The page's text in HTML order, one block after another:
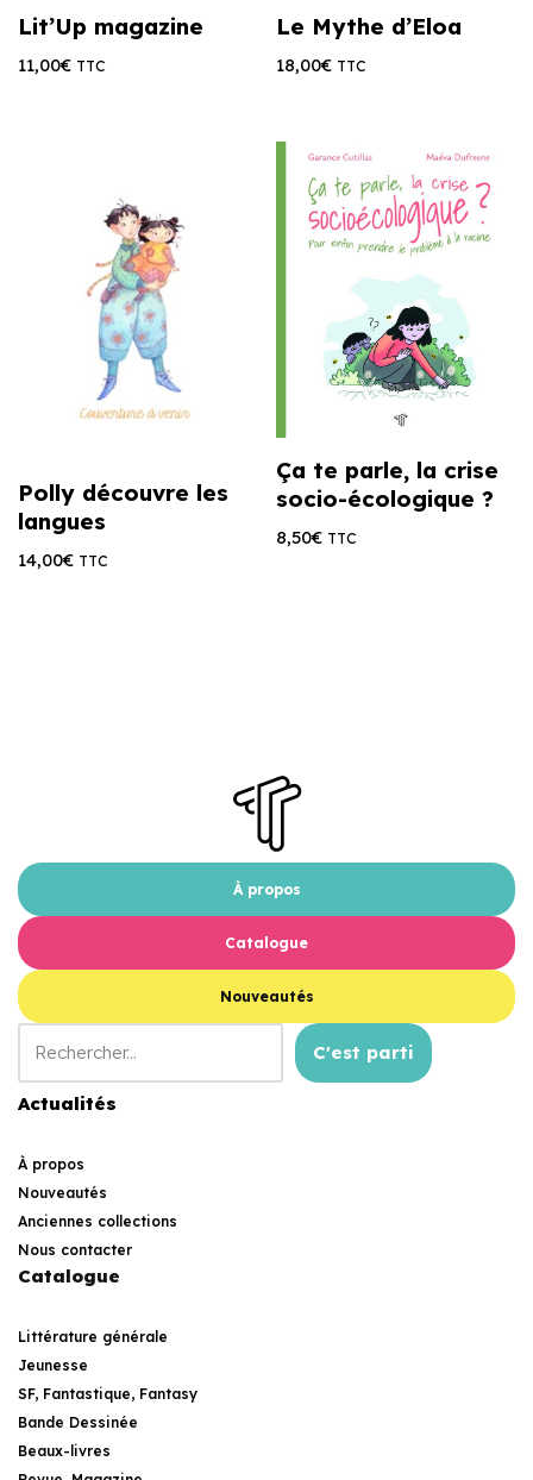
Lit’Up magazine
11,00€ TTC
Le Mythe d’Eloa
18,00€ TTC
Polly découvre les
langues
14,00€ TTC
Ça te parle, la crise
socio-écologique ?
8,50€ TTC
À propos
Catalogue
Nouveautés
C'est parti
Actualités
À propos
Nouveautés
Anciennes collections
Nous contacter
Catalogue
Littérature générale
Jeunesse
SF, Fantastique, Fantasy
Bande Dessinée
Beaux-livres